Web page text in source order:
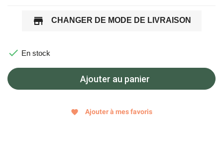
store CHANGER DE MODE DE LIVRAISON
 En stock
Ajouter au panier
favorite Ajouter à mes favoris